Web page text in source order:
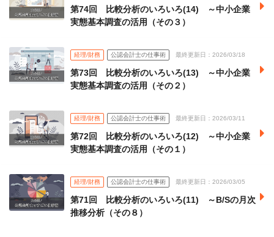
第74回 比較分析のいろいろ(14) ～中小企業
実態基本調査の活用（その３）
経理/財務 公認会計士の仕事術 最終更新日：2026/03/18
第73回 比較分析のいろいろ(13) ～中小企業
実態基本調査の活用（その２）
経理/財務 公認会計士の仕事術 最終更新日：2026/03/11
第72回 比較分析のいろいろ(12) ～中小企業
実態基本調査の活用（その１）
経理/財務 公認会計士の仕事術 最終更新日：2026/03/05
第71回 比較分析のいろいろ(11) ～B/Sの月次
推移分析（その８）